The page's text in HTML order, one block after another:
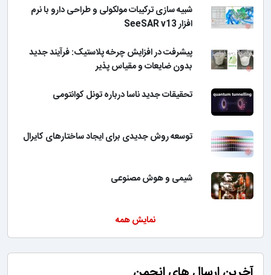
شبیه سازی ترکیبات مولکولی و طراحی دارو با نرم
افزار SeeSAR v13
پیشرفت در افزایش چرخه پلاستیک: فرآیند جدید
بدون ضایعات و مقیاس پذیر
تحقیقات جدید ناسا درباره تونل کوانتومی
توسعه روش جدیدی برای ایجاد ساختارهای کایرال
شیمی و هوش مصنوعی
نمایش همه